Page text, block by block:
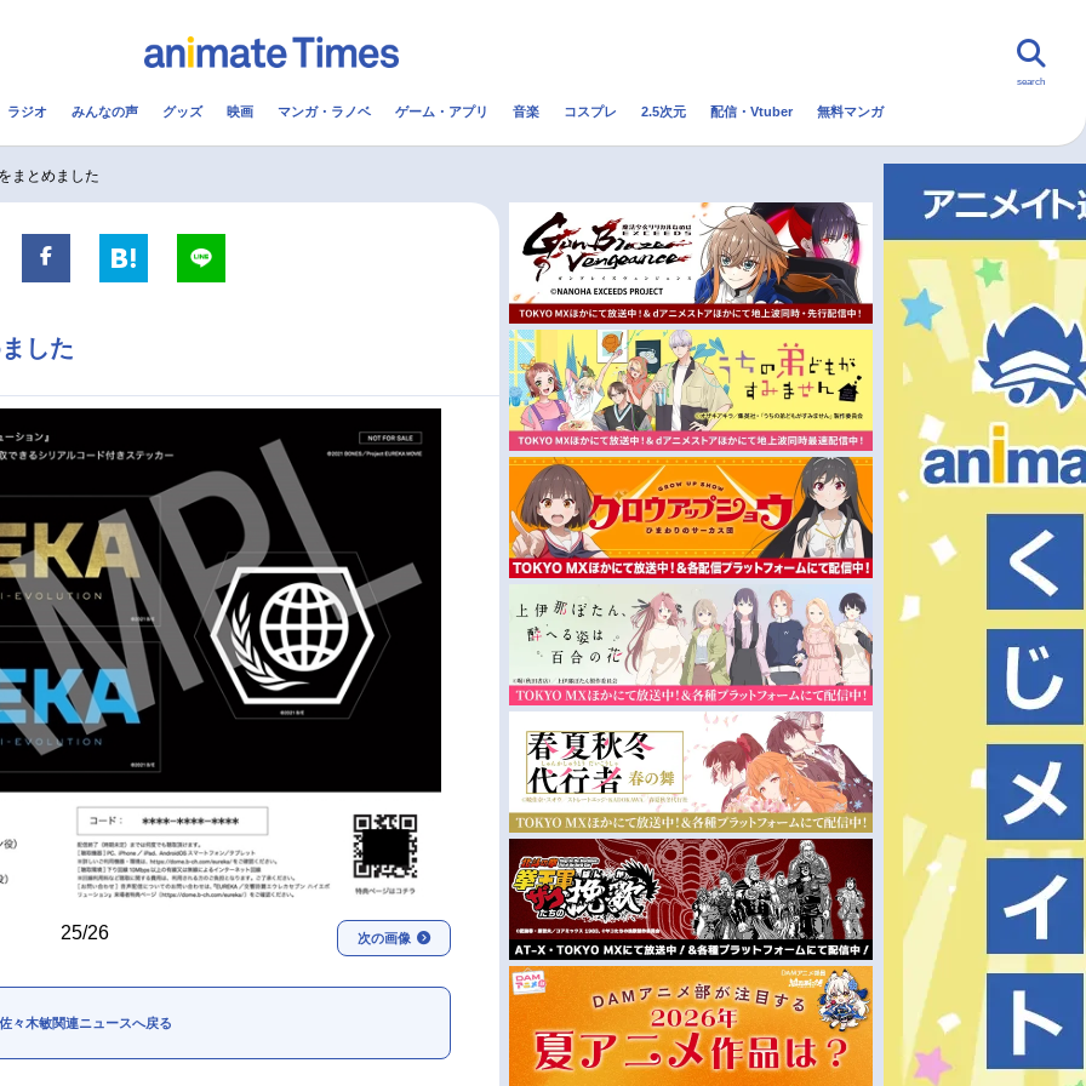
配信・Vtuber トレンド 無料マンガ
男性声優/女性声優一覧
今期アニメ曜日別一覧
夏アニメ
秋アニメ
冬アニメ
FOLLOW US
search
ラジオ みんなの声 グッズ 映画 マンガ・ラノベ ゲーム・アプリ 音楽 コスプレ 2.5次元 配信・Vtuber 無料マンガ
まとめました
した
25/26 次の画像
々木敏関連ニュースへ戻る